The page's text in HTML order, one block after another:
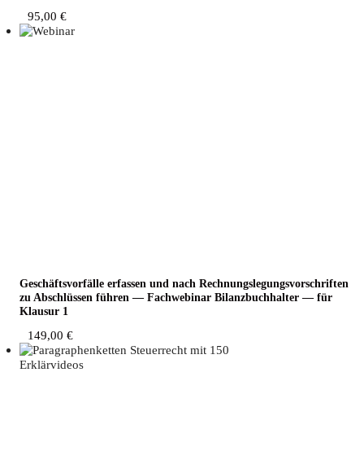
95,00 €
Geschäfts­vor­fäl­le erfas­sen und nach Rech­nungs­le­gungs­vor­schrif­ten
zu Abschlüs­sen füh­ren — Fach­web­i­nar Bilanz­buch­hal­ter — für
Klau­sur 1
149,00 €